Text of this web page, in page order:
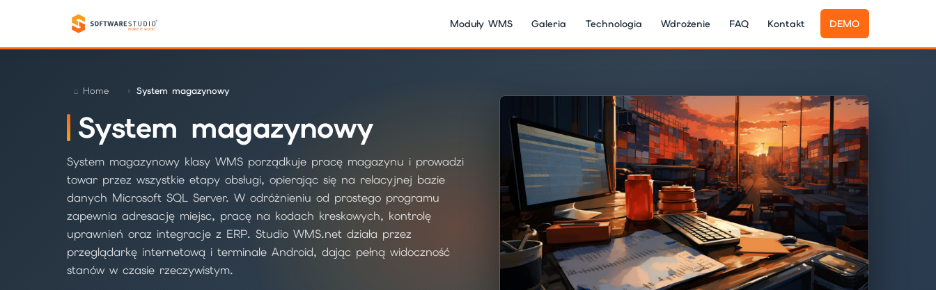
Moduły WMS Galeria Technologia Wdrożenie FAQ Kontakt DEMO
Home System magazynowy
System magazynowy
System magazynowy klasy WMS porządkuje pracę magazynu i prowadzi
towar przez wszystkie etapy obsługi, opierając się na relacyjnej bazie
danych Microsoft SQL Server. W odróżnieniu od prostego programu
zapewnia adresację miejsc, pracę na kodach kreskowych, kontrolę
uprawnień oraz integracje z ERP. Studio WMS.net działa przez
przeglądarkę internetową i terminale Android, dając pełną widoczność
stanów w czasie rzeczywistym.